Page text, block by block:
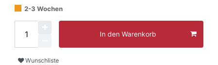
2-3 Wochen
In den Warenkorb
Wunschliste